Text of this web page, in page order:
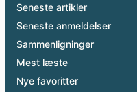
Seneste artikler
Seneste anmeldelser
Sammenligninger
Mest læste
Nye favoritter